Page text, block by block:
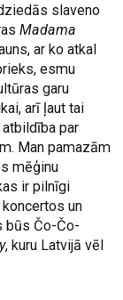
slaveno
Madama
ar ko atkal
esmu
garu
arī ļaut tai
par
Man pamazām
mēģinu
ir pilnīgi
un
būs Čo-Čo-
, kuru Latvijā vēl